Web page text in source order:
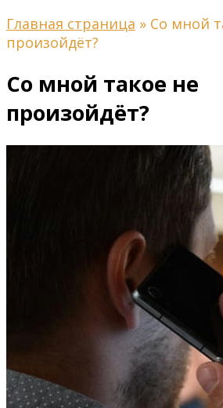
Главная страница » Со мной
произойдёт?
Со мной такое не
произойдёт?